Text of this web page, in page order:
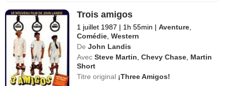
Trois amigos
1 juillet 1987 | 1h 55min | Aventure
Comédie ,Western
De John Landis
Avec Steve Martin ,Chevy Chase Martin
Short
Titre original ¡Three Amigos!